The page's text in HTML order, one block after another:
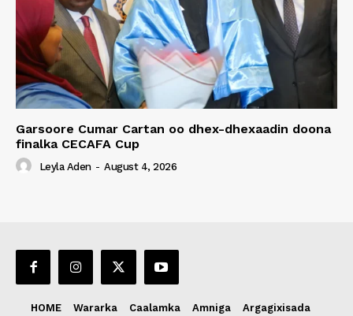
Garsoore Cumar Cartan oo dhex-dhexaadin doona
finalka CECAFA Cup
Leyla Aden - August 4, 2026
HOME Wararka Caalamka Amniga Argagixisada